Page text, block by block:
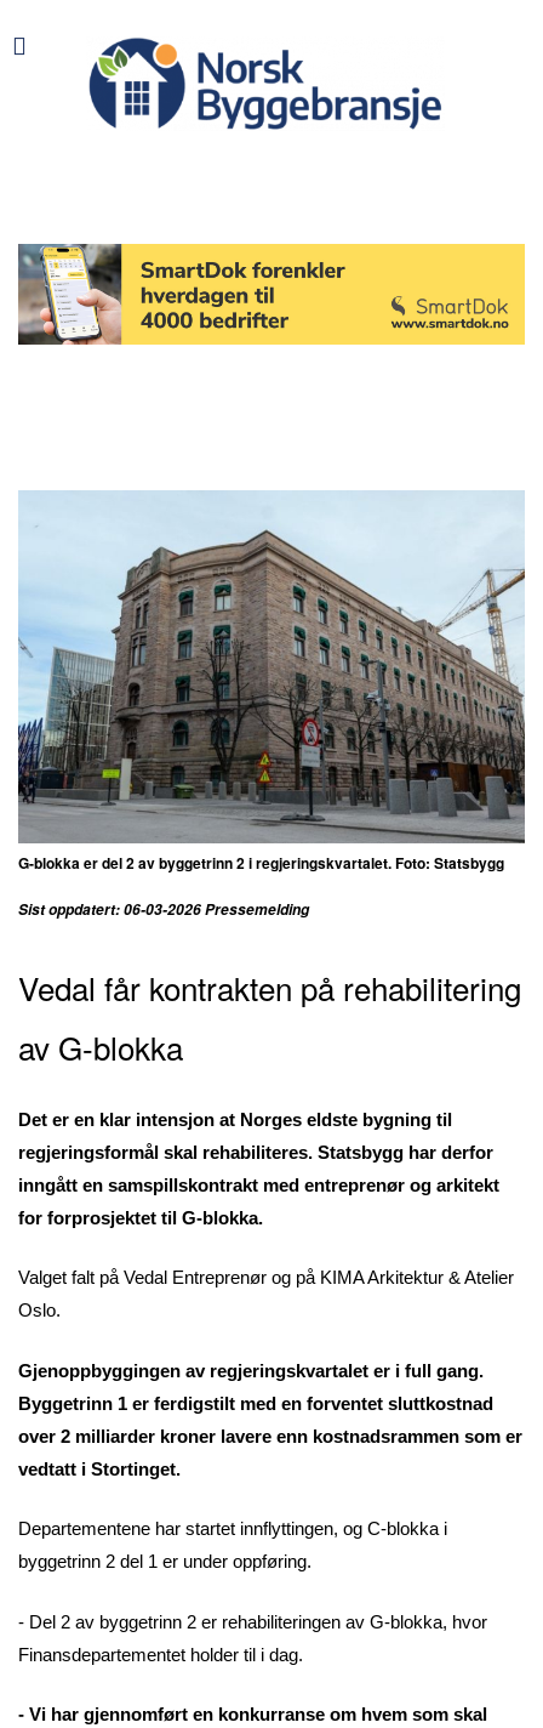
G-blokka er del 2 av byggetrinn 2 i regjeringskvartalet. Foto: Statsbygg
Sist oppdatert: 06-03-2026 Pressemelding
Vedal får kontrakten på rehabilitering
av G-blokka
Det er en klar intensjon at Norges eldste bygning til
regjeringsformål skal rehabiliteres. Statsbygg har derfor
inngått en samspillskontrakt med entreprenør og arkitekt
for forprosjektet til G-blokka.
Valget falt på Vedal Entreprenør og på KIMA Arkitektur & Atelier
Oslo.
Gjenoppbyggingen av regjeringskvartalet er i full gang.
Byggetrinn 1 er ferdigstilt med en forventet sluttkostnad
over 2 milliarder kroner lavere enn kostnadsrammen som er
vedtatt i Stortinget.
Departementene har startet innflyttingen, og C-blokka i
byggetrinn 2 del 1 er under oppføring.
- Del 2 av byggetrinn 2 er rehabiliteringen av G-blokka, hvor
Finansdepartementet holder til i dag.
- Vi har gjennomført en konkurranse om hvem som skal